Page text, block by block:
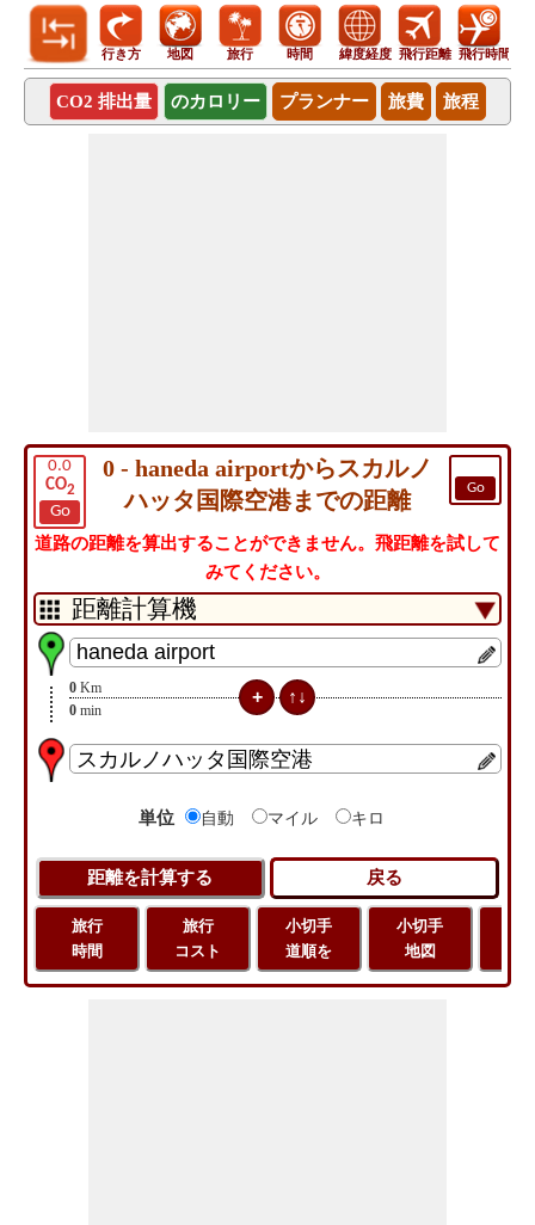
行き方 地図 旅行 時間 緯度経度 飛行距離 飛行時間
CO2 排出量 のカロリー プランナー 旅費 旅程
0.0
CO2
Go
Go
0 - haneda airportからスカルノ
ハッタ国際空港までの距離
道路の距離を算出することができません。飛距離を試して
みてください。
0 Km
0 min
単位 自動 マイル キロ
旅行
時間
旅行
コスト
小切手
道順を
小切手
地図